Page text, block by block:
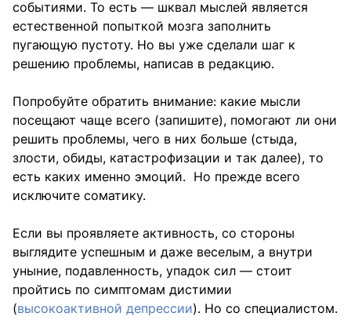
событиями. То есть — шквал мыслей является
естественной попыткой мозга заполнить
пугающую пустоту. Но вы уже сделали шаг к
решению проблемы, написав в редакцию.
Попробуйте обратить внимание: какие мысли
посещают чаще всего (запишите), помогают ли они
решить проблемы, чего в них больше (стыда,
злости, обиды, катастрофизации и так далее), то
есть каких именно эмоций. Но прежде всего
исключите соматику.
Если вы проявляете активность, со стороны
выглядите успешным и даже веселым, а внутри
уныние, подавленность, упадок сил — стоит
пройтись по симптомам дистимии
(высокоактивной депрессии). Но со специалистом.